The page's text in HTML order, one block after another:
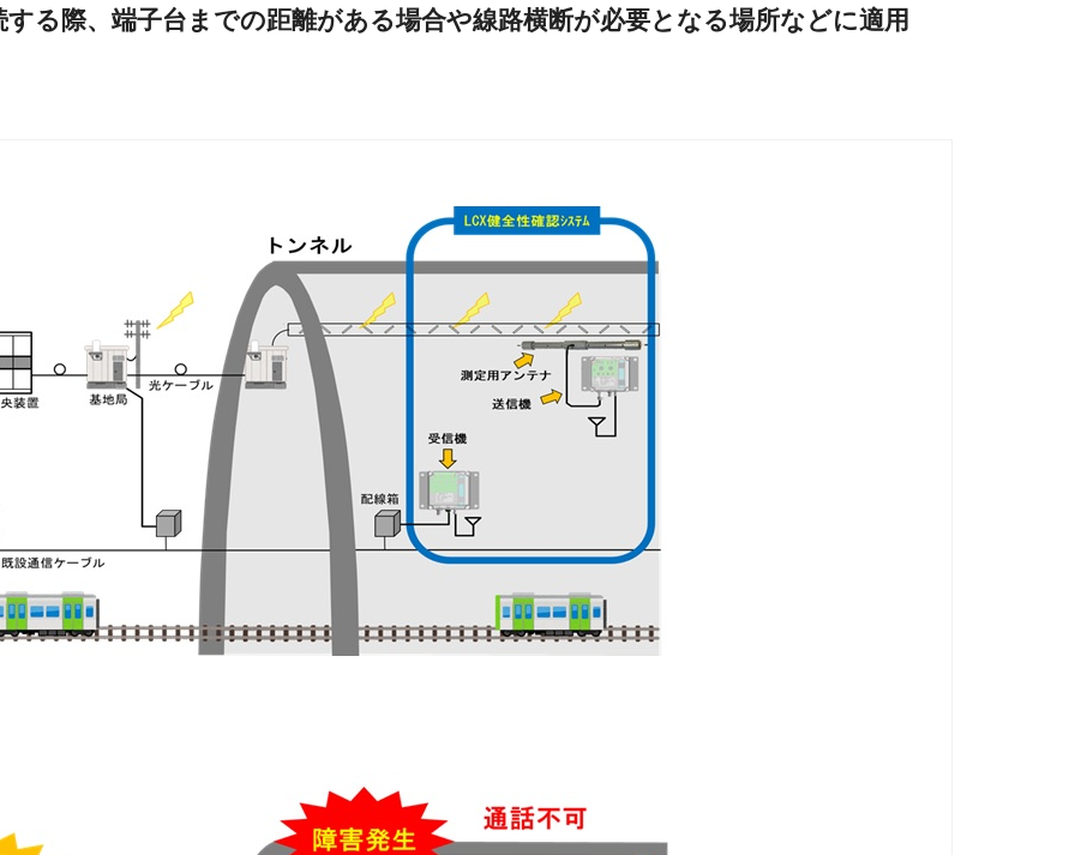
る際、端子台までの距離がある場合や線路横断が必要となる場所などに適用